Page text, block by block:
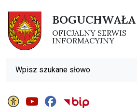
BOGUCHWAŁA
OFICJALNY SERWIS
INFORMACYJNY
Panel ustawień witryny
BIP Gminy
Wyszukiwarka